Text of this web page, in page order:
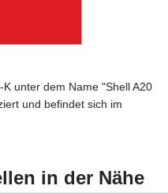
unter dem Name "Shell A20
und befindet sich im
in der Nähe